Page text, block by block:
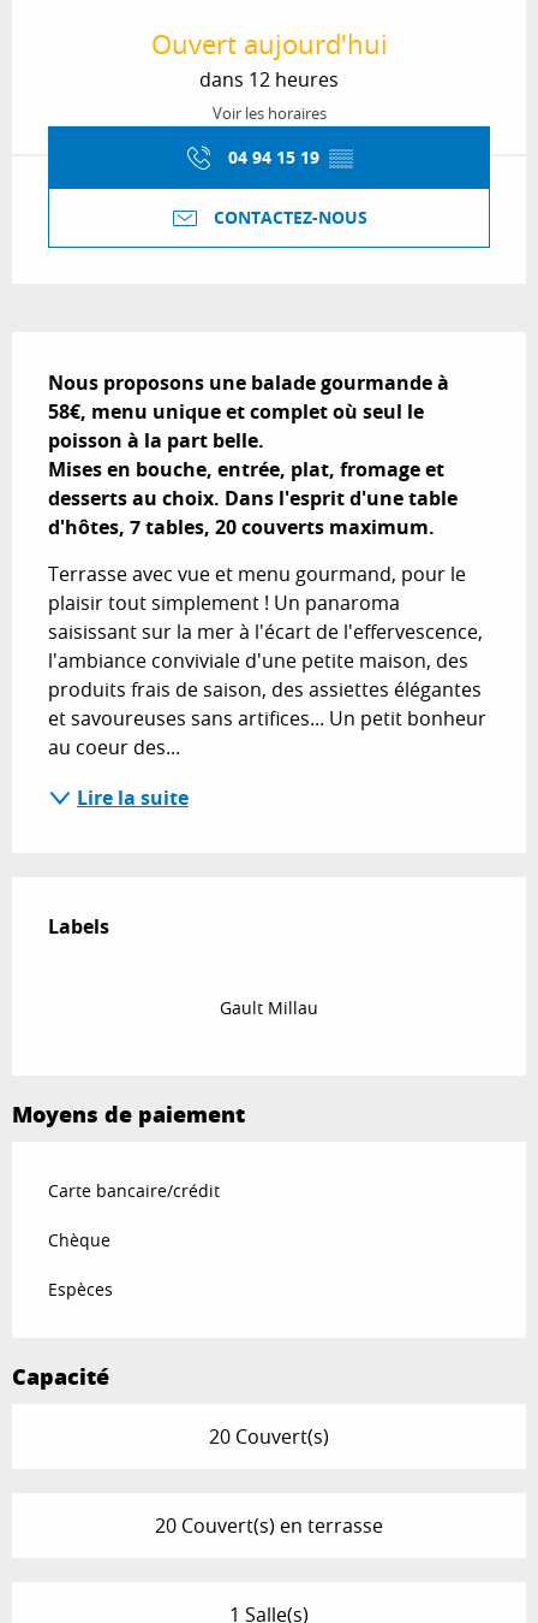
Ouvert aujourd'hui
dans 12 heures
Voir les horaires
04 94 15 19 ▒▒
CONTACTEZ-NOUS
Nous proposons une balade gourmande à
58€, menu unique et complet où seul le
poisson à la part belle.
Mises en bouche, entrée, plat, fromage et
desserts au choix. Dans l'esprit d'une table
d'hôtes, 7 tables, 20 couverts maximum.
Terrasse avec vue et menu gourmand, pour le
plaisir tout simplement ! Un panaroma
saisissant sur la mer à l'écart de l'effervescence,
l'ambiance conviviale d'une petite maison, des
produits frais de saison, des assiettes élégantes
et savoureuses sans artifices... Un petit bonheur
au coeur des...
Lire la suite
Labels
Labels
Gault Millau
Moyens de paiement
Carte bancaire/crédit
Chèque
Espèces
Capacité
20 Couvert(s)
20 Couvert(s) en terrasse
1 Salle(s)